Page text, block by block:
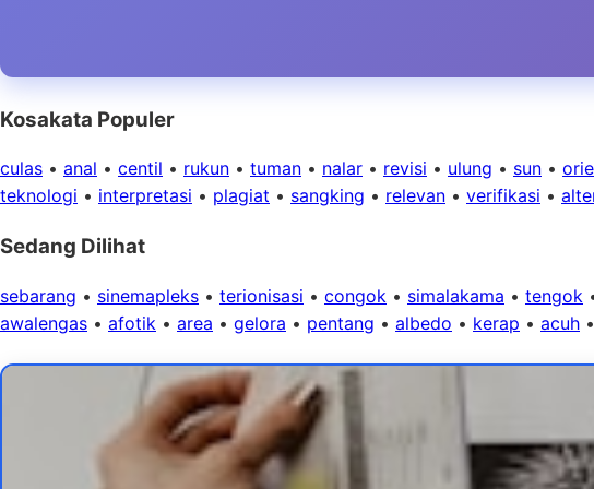
Kosakata Populer
culas • anal • centil • rukun • tuman • nalar • revisi • ulung • sun •
teknologi • interpretasi • plagiat • sangking • relevan • verifikasi •
Sedang Dilihat
sebarang • sinemapleks • terionisasi • congok • simalakama • tengok
awalengas • afotik • area • gelora • pentang • albedo • kerap • acuh •